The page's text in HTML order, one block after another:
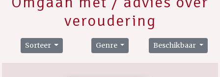
veroudering
Sorteer Genre Beschikbaar